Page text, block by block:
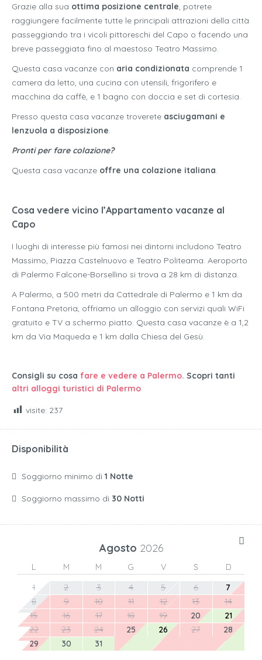
Grazie alla sua ottima posizione centrale, potrete
raggiungere facilmente tutte le principali attrazioni della città
passeggiando tra i vicoli pittoreschi del Capo o facendo una
breve passeggiata fino al maestoso Teatro Massimo.
Questa casa vacanze con aria condizionata comprende 1
camera da letto, una cucina con utensili, frigorifero e
macchina da caffè, e 1 bagno con doccia e set di cortesia.
Presso questa casa vacanze troverete asciugamani e
lenzuola a disposizione.
Pronti per fare colazione?
Questa casa vacanze offre una colazione italiana.
Cosa vedere vicino l’Appartamento vacanze al
Capo
I luoghi di interesse più famosi nei dintorni includono Teatro
Massimo, Piazza Castelnuovo e Teatro Politeama. Aeroporto
di Palermo Falcone-Borsellino si trova a 28 km di distanza.
A Palermo, a 500 metri da Cattedrale di Palermo e 1 km da
Fontana Pretoria, offriamo un alloggio con servizi quali WiFi
gratuito e TV a schermo piatto. Questa casa vacanze è a 1,2
km da Via Maqueda e 1 km dalla Chiesa del Gesù.
Consigli su cosa fare e vedere a Palermo. Scopri tanti
altri alloggi turistici di Palermo
visite: 237
Disponibilità
Soggiorno minimo di 1 Notte
Soggiorno massimo di 30 Notti
Agosto 2026
L M M G V S
D
1
2 3 4 5 6
7
8
9 10 11 12 13
14
15
16 17 18 19 20
21
22
23 24 25 26 27
28
29
30 31